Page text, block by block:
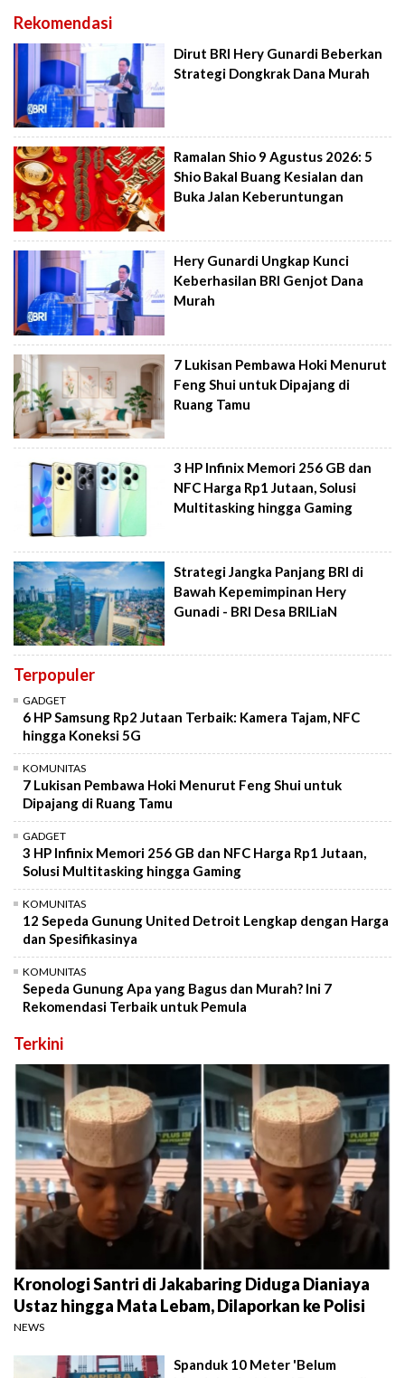
Rekomendasi
Dirut BRI Hery Gunardi Beberkan
Strategi Dongkrak Dana Murah
Ramalan Shio 9 Agustus 2026: 5
Shio Bakal Buang Kesialan dan
Buka Jalan Keberuntungan
Hery Gunardi Ungkap Kunci
Keberhasilan BRI Genjot Dana
Murah
7 Lukisan Pembawa Hoki Menurut
Feng Shui untuk Dipajang di
Ruang Tamu
3 HP Infinix Memori 256 GB dan
NFC Harga Rp1 Jutaan, Solusi
Multitasking hingga Gaming
Strategi Jangka Panjang BRI di
Bawah Kepemimpinan Hery
Gunadi - BRI Desa BRILiaN
Terpopuler
GADGET
6 HP Samsung Rp2 Jutaan Terbaik: Kamera Tajam, NFC
hingga Koneksi 5G
KOMUNITAS
7 Lukisan Pembawa Hoki Menurut Feng Shui untuk
Dipajang di Ruang Tamu
GADGET
3 HP Infinix Memori 256 GB dan NFC Harga Rp1 Jutaan,
Solusi Multitasking hingga Gaming
KOMUNITAS
12 Sepeda Gunung United Detroit Lengkap dengan Harga
dan Spesifikasinya
KOMUNITAS
Sepeda Gunung Apa yang Bagus dan Murah? Ini 7
Rekomendasi Terbaik untuk Pemula
Terkini
Kronologi Santri di Jakabaring Diduga Dianiaya
Ustaz hingga Mata Lebam, Dilaporkan ke Polisi
NEWS
Spanduk 10 Meter 'Belum